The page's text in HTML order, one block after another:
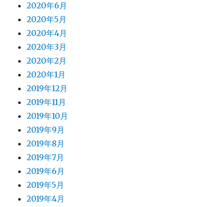
2020年6月
2020年5月
2020年4月
2020年3月
2020年2月
2020年1月
2019年12月
2019年11月
2019年10月
2019年9月
2019年8月
2019年7月
2019年6月
2019年5月
2019年4月